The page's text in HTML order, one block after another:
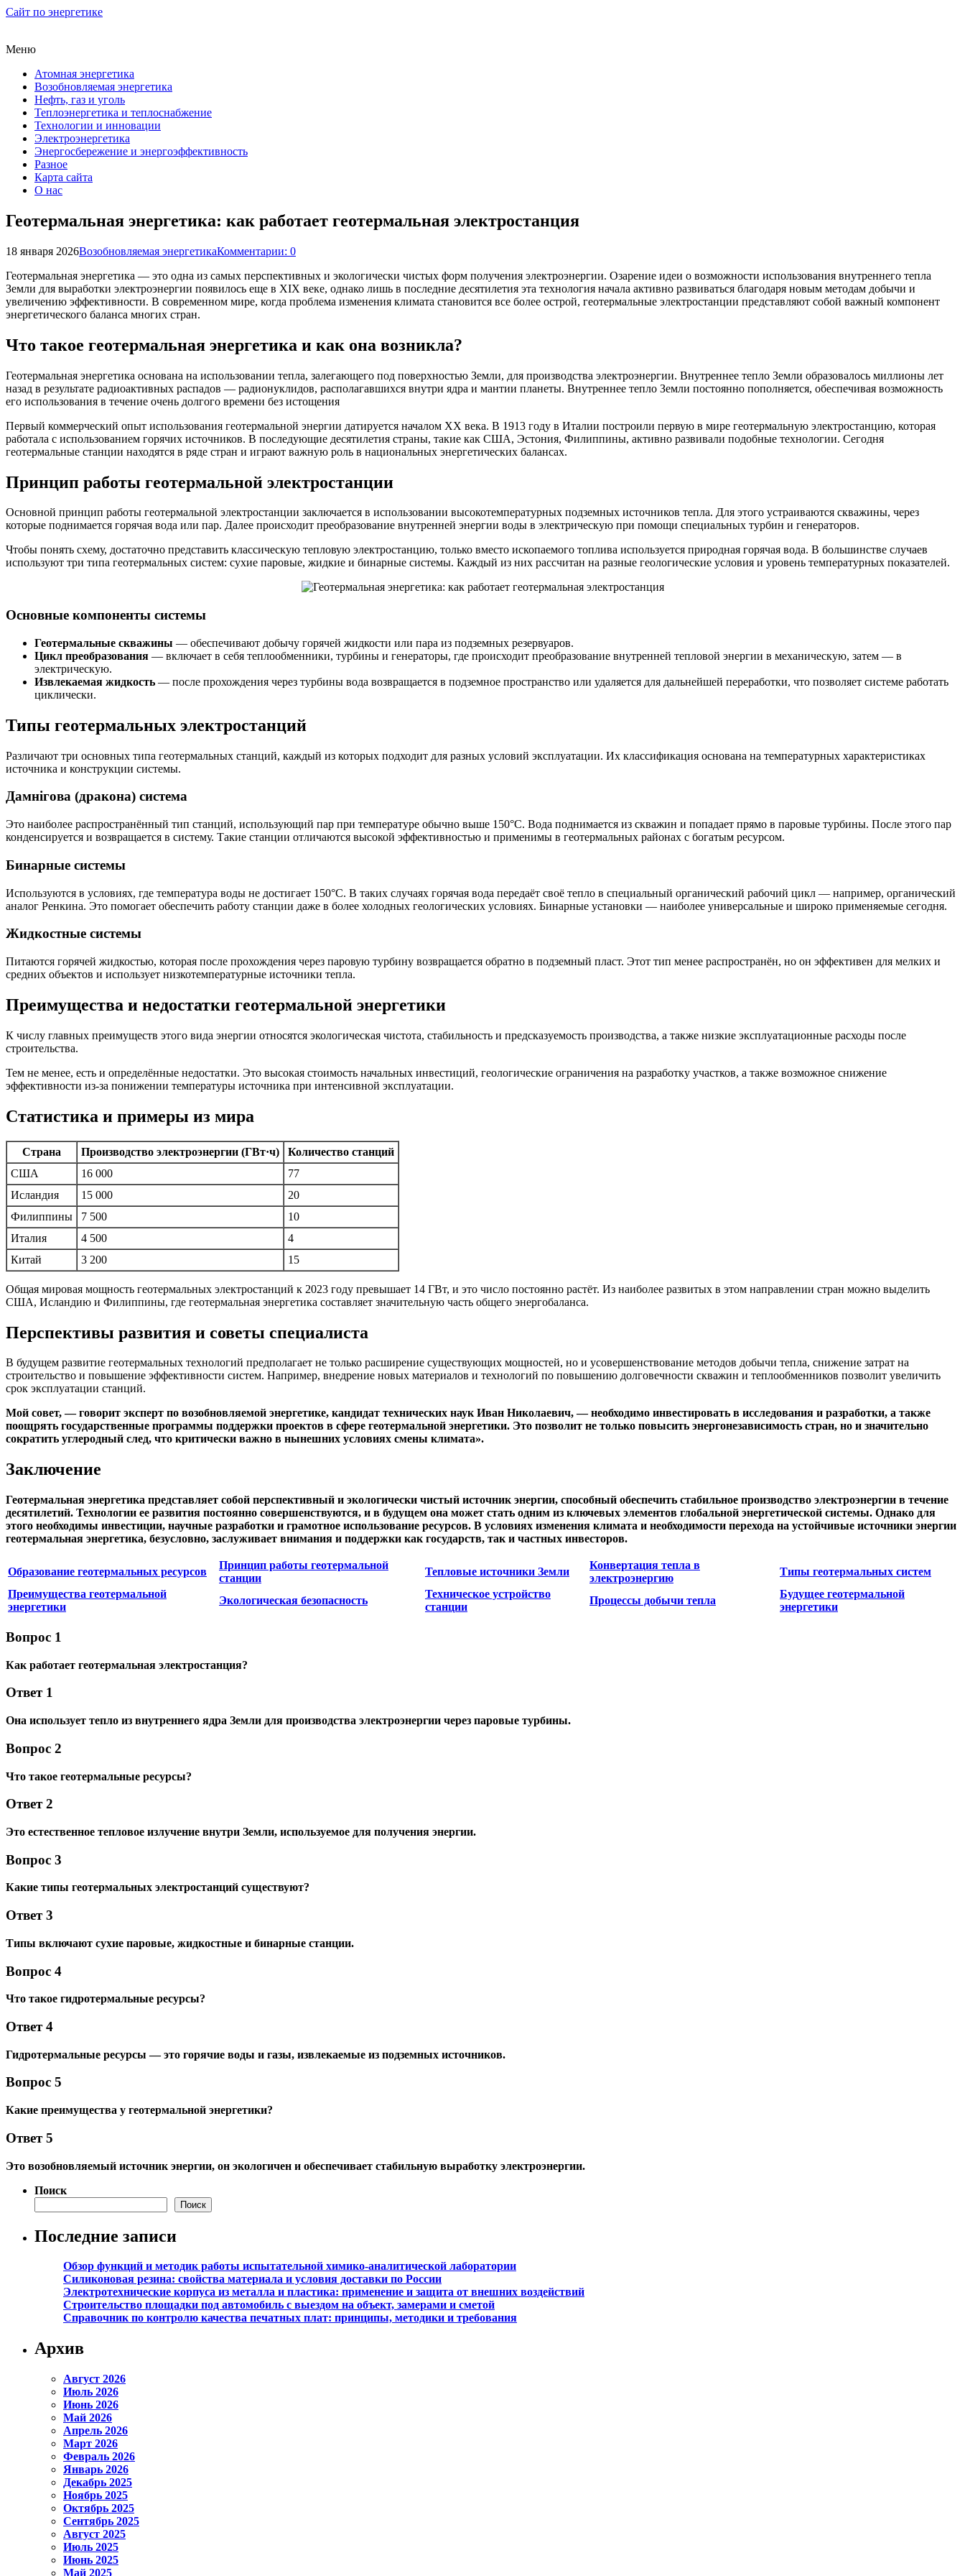
Сайт по энергетике
Меню
Атомная энергетика
Возобновляемая энергетика
Нефть, газ и уголь
Теплоэнергетика и теплоснабжение
Технологии и инновации
Электроэнергетика
Энергосбережение и энергоэффективность
Разное
Карта сайта
О нас
Геотермальная энергетика: как работает геотермальная электростанция
18 января 2026Возобновляемая энергетикаКомментарии: 0
Геотермальная энергетика — это одна из самых перспективных и экологически чистых форм получения электроэнергии. Озарение идеи о возможности использования внутреннего тепла
Земли для выработки электроэнергии появилось еще в XIX веке, однако лишь в последние десятилетия эта технология начала активно развиваться благодаря новым методам добычи и
увеличению эффективности. В современном мире, когда проблема изменения климата становится все более острой, геотермальные электростанции представляют собой важный компонент
энергетического баланса многих стран.
Что такое геотермальная энергетика и как она возникла?
Геотермальная энергетика основана на использовании тепла, залегающего под поверхностью Земли, для производства электроэнергии. Внутреннее тепло Земли образовалось миллионы лет
назад в результате радиоактивных распадов — радионуклидов, располагавшихся внутри ядра и мантии планеты. Внутреннее тепло Земли постоянно пополняется, обеспечивая возможность
его использования в течение очень долгого времени без истощения
Первый коммерческий опыт использования геотермальной энергии датируется началом XX века. В 1913 году в Италии построили первую в мире геотермальную электростанцию, которая
работала с использованием горячих источников. В последующие десятилетия страны, такие как США, Эстония, Филиппины, активно развивали подобные технологии. Сегодня
геотермальные станции находятся в ряде стран и играют важную роль в национальных энергетических балансах.
Принцип работы геотермальной электростанции
Основной принцип работы геотермальной электростанции заключается в использовании высокотемпературных подземных источников тепла. Для этого устраиваются скважины, через
которые поднимается горячая вода или пар. Далее происходит преобразование внутренней энергии воды в электрическую при помощи специальных турбин и генераторов.
Чтобы понять схему, достаточно представить классическую тепловую электростанцию, только вместо ископаемого топлива используется природная горячая вода. В большинстве случаев
используют три типа геотермальных систем: сухие паровые, жидкие и бинарные системы. Каждый из них рассчитан на разные геологические условия и уровень температурных показателей.
Основные компоненты системы
Геотермальные скважины — обеспечивают добычу горячей жидкости или пара из подземных резервуаров.
Цикл преобразования — включает в себя теплообменники, турбины и генераторы, где происходит преобразование внутренней тепловой энергии в механическую, затем — в
электрическую.
Извлекаемая жидкость — после прохождения через турбины вода возвращается в подземное пространство или удаляется для дальнейшей переработки, что позволяет системе работать
циклически.
Типы геотермальных электростанций
Различают три основных типа геотермальных станций, каждый из которых подходит для разных условий эксплуатации. Их классификация основана на температурных характеристиках
источника и конструкции системы.
Дамнігова (дракона) система
Это наиболее распространённый тип станций, использующий пар при температуре обычно выше 150°C. Вода поднимается из скважин и попадает прямо в паровые турбины. После этого пар
конденсируется и возвращается в систему. Такие станции отличаются высокой эффективностью и применимы в геотермальных районах с богатым ресурсом.
Бинарные системы
Используются в условиях, где температура воды не достигает 150°C. В таких случаях горячая вода передаёт своё тепло в специальный органический рабочий цикл — например, органический
аналог Ренкина. Это помогает обеспечить работу станции даже в более холодных геологических условиях. Бинарные установки — наиболее универсальные и широко применяемые сегодня.
Жидкостные системы
Питаются горячей жидкостью, которая после прохождения через паровую турбину возвращается обратно в подземный пласт. Этот тип менее распространён, но он эффективен для мелких и
средних объектов и использует низкотемпературные источники тепла.
Преимущества и недостатки геотермальной энергетики
К числу главных преимуществ этого вида энергии относятся экологическая чистота, стабильность и предсказуемость производства, а также низкие эксплуатационные расходы после
строительства.
Тем не менее, есть и определённые недостатки. Это высокая стоимость начальных инвестиций, геологические ограничения на разработку участков, а также возможное снижение
эффективности из-за понижении температуры источника при интенсивной эксплуатации.
Статистика и примеры из мира
Страна Производство электроэнергии (ГВт·ч)
Количество станций
США
16 000
77
Исландия
15 000
20
Филиппины
7 500
10
Италия
4 500
4
Китай
3 200 15
Общая мировая мощность геотермальных электростанций к 2023 году превышает 14 ГВт, и это число постоянно растёт. Из наиболее развитых в этом направлении стран можно выделить
США, Исландию и Филиппины, где геотермальная энергетика составляет значительную часть общего энергобаланса.
Перспективы развития и советы специалиста
В будущем развитие геотермальных технологий предполагает не только расширение существующих мощностей, но и усовершенствование методов добычи тепла, снижение затрат на
строительство и повышение эффективности систем. Например, внедрение новых материалов и технологий по повышению долговечности скважин и теплообменников позволит увеличить
срок эксплуатации станций.
Мой совет, — говорит эксперт по возобновляемой энергетике, кандидат технических наук Иван Николаевич, — необходимо инвестировать в исследования и разработки, а также
поощрять государственные программы поддержки проектов в сфере геотермальной энергетики. Это позволит не только повысить энергонезависимость стран, но и значительно
сократить углеродный след, что критически важно в нынешних условиях смены климата».
Заключение
Геотермальная энергетика представляет собой перспективный и экологически чистый источник энергии, способный обеспечить стабильное производство электроэнергии в течение
десятилетий. Технологии ее развития постоянно совершенствуются, и в будущем она может стать одним из ключевых элементов глобальной энергетической системы. Однако для
этого необходимы инвестиции, научные разработки и грамотное использование ресурсов. В условиях изменения климата и необходимости перехода на устойчивые источники энергии
геотермальная энергетика, безусловно, заслуживает внимания и поддержки как государств, так и частных инвесторов.
Образование геотермальных ресурсов
Принцип работы геотермальной
станции
Тепловые источники Земли
Конвертация тепла в
электроэнергию
Типы геотермальных систем
Преимущества геотермальной
энергетики
Экологическая безопасность
Техническое устройство
станции
Процессы добычи тепла
Будущее геотермальной
энергетики
Вопрос 1
Как работает геотермальная электростанция?
Ответ 1
Она использует тепло из внутреннего ядра Земли для производства электроэнергии через паровые турбины.
Вопрос 2
Что такое геотермальные ресурсы?
Ответ 2
Это естественное тепловое излучение внутри Земли, используемое для получения энергии.
Вопрос 3
Какие типы геотермальных электростанций существуют?
Ответ 3
Типы включают сухие паровые, жидкостные и бинарные станции.
Вопрос 4
Что такое гидротермальные ресурсы?
Ответ 4
Гидротермальные ресурсы — это горячие воды и газы, извлекаемые из подземных источников.
Вопрос 5
Какие преимущества у геотермальной энергетики?
Ответ 5
Это возобновляемый источник энергии, он экологичен и обеспечивает стабильную выработку электроэнергии.
Поиск
Поиск
Последние записи
Обзор функций и методик работы испытательной химико-аналитической лаборатории
Силиконовая резина: свойства материала и условия доставки по России
Электротехнические корпуса из металла и пластика: применение и защита от внешних воздействий
Строительство площадки под автомобиль с выездом на объект, замерами и сметой
Справочник по контролю качества печатных плат: принципы, методики и требования
Архив
Август 2026
Июль 2026
Июнь 2026
Май 2026
Апрель 2026
Март 2026
Февраль 2026
Январь 2026
Декабрь 2025
Ноябрь 2025
Октябрь 2025
Сентябрь 2025
Август 2025
Июль 2025
Июнь 2025
Май 2025